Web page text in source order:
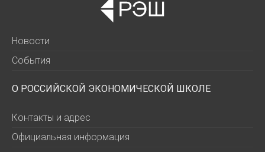
Новости
События
О РОССИЙСКОЙ ЭКОНОМИЧЕСКОЙ ШКОЛЕ
Контакты и адрес
Официальная информация